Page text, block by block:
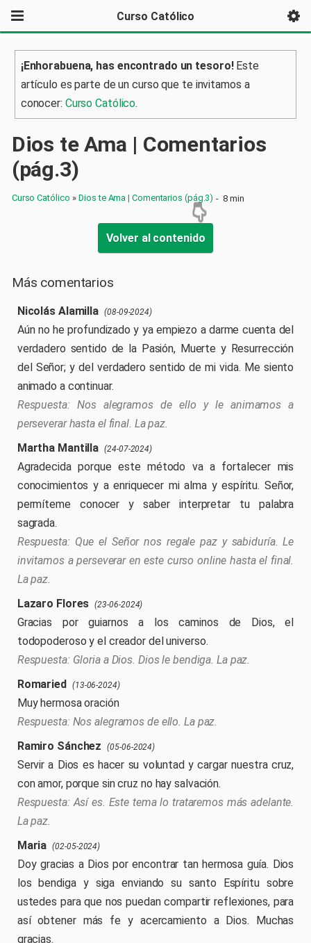
Curso Católico
¡Enhorabuena, has encontrado un tesoro!Este
artículo es parte de un curso que te invitamos a
conocer: Curso Católico.
Dios te Ama | Comentarios
(pág.3)
Curso Católico »Dios te Ama | Comentarios (pág.3) - 8 min
Volver al contenido
Más comentarios
Nicolás Alamilla (08-09-2024)
Aún no he profundizado y ya empiezo a darme cuenta del
verdadero sentido de la Pasión, Muerte y Resurrección
del Señor; y del verdadero sentido de mi vida. Me siento
animado a continuar.
Nos alegramos de ello y le animamos a
perseverar hasta el final. La paz.
Martha Mantilla (24-07-2024)
Agradecida porque este método va a fortalecer mis
conocimientos y a enriquecer mi alma y espíritu. Señor,
permíteme conocer y saber interpretar tu palabra
sagrada.
Que el Señor nos regale paz y sabiduría. Le
invitamos a perseverar en este curso online hasta el final.
La paz.
Lazaro Flores (23-06-2024)
Gracias por guiarnos a los caminos de Dios, el
todopoderoso y el creador del universo.
Gloria a Dios. Dios le bendiga. La paz.
Romaried
(13-06-2024)
Muy hermosa oración
Nos alegramos de ello. La paz.
Ramiro Sánchez
(05-06-2024)
Servir a Dios es hacer su voluntad y cargar nuestra cruz,
con amor, porque sin cruz no hay salvación.
Así es. Este tema lo trataremos más adelante.
La paz.
Maria (02-05-2024)
Doy gracias a Dios por encontrar tan hermosa guía. Dios
los bendiga y siga enviando su santo Espíritu sobre
ustedes para que nos puedan compartir reflexiones, para
así obtener más fe y acercamiento a Dios. Muchas
gracias.